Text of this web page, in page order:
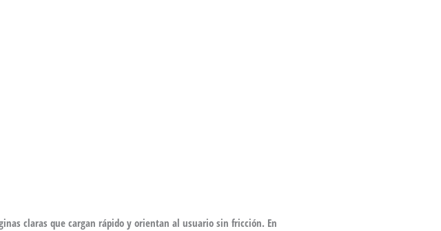
claras que cargan rápido y orientan al usuario sin fricción. En